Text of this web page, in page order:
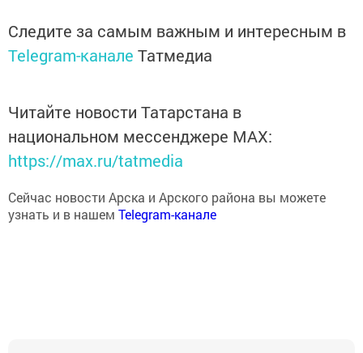
Следите за самым важным и интересным в
Telegram-канале Татмедиа
Читайте новости Татарстана в
национальном мессенджере MАХ:
https://max.ru/tatmedia
Сейчас новости Арска и Арского района вы можете
узнать и в нашем Telegram-канале